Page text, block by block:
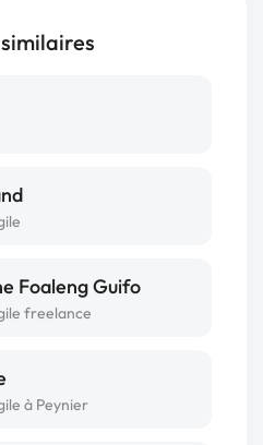
Foaleng Guifo
freelance
à Peynier